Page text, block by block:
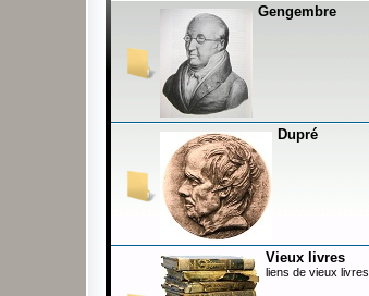
Gengembre
Dupré
Vieux livres
liens de vieux